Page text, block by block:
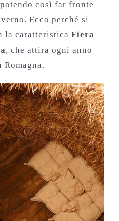
così far fronte
Ecco perché si
la caratteristica Fiera
, che attira ogni anno